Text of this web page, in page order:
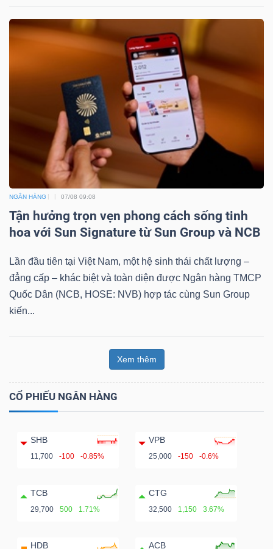
NGÂN HÀNG 07/08 09:08
Tận hưởng trọn vẹn phong cách sống tinh
hoa với Sun Signature từ Sun Group và NCB
Lần đầu tiên tại Việt Nam, một hệ sinh thái chất lượng –
đẳng cấp – khác biệt và toàn diện được Ngân hàng TMCP
Quốc Dân (NCB, HOSE: NVB) hợp tác cùng Sun Group
kiến...
Xem thêm
CỔ PHIẾU NGÂN HÀNG
SHB
11,700 -100 -0.85%
VPB
25,000 -150 -0.6%
TCB
29,700 500 1.71%
CTG
32,500 1,150 3.67%
HDB ACB